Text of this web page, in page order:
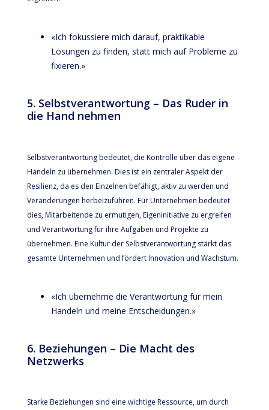
«Ich fokussiere mich darauf, praktikable
Lösungen zu finden, statt mich auf Probleme zu
fixieren.»
5. Selbstverantwortung – Das Ruder in
die Hand nehmen
Selbstverantwortung bedeutet, die Kontrolle über das eigene
Handeln zu übernehmen. Dies ist ein zentraler Aspekt der
Resilienz, da es den Einzelnen befähigt, aktiv zu werden und
Veränderungen herbeizuführen. Für Unternehmen bedeutet
dies, Mitarbeitende zu ermutigen, Eigeninitiative zu ergreifen
und Verantwortung für ihre Aufgaben und Projekte zu
übernehmen. Eine Kultur der Selbstverantwortung stärkt das
gesamte Unternehmen und fördert Innovation und Wachstum.
«Ich übernehme die Verantwortung für mein
Handeln und meine Entscheidungen.»
6. Beziehungen – Die Macht des
Netzwerks
Starke Beziehungen sind eine wichtige Ressource, um durch